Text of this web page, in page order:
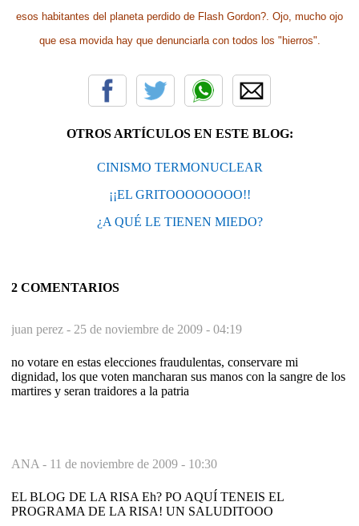
esos habitantes del planeta perdido de Flash Gordon?. Ojo, mucho ojo
que esa movida hay que denunciarla con todos los "hierros".
OTROS ARTÍCULOS EN ESTE BLOG:
CINISMO TERMONUCLEAR
¡¡EL GRITOOOOOOOO!!
¿A QUÉ LE TIENEN MIEDO?
2 COMENTARIOS
juan perez - 25 de noviembre de 2009 - 04:19
no votare en estas elecciones fraudulentas, conservare mi
dignidad, los que voten mancharan sus manos con la sangre de los
martires y seran traidores a la patria
ANA - 11 de noviembre de 2009 - 10:30
EL BLOG DE LA RISA Eh? PO AQUÍ TENEIS EL
PROGRAMA DE LA RISA! UN SALUDITOOO